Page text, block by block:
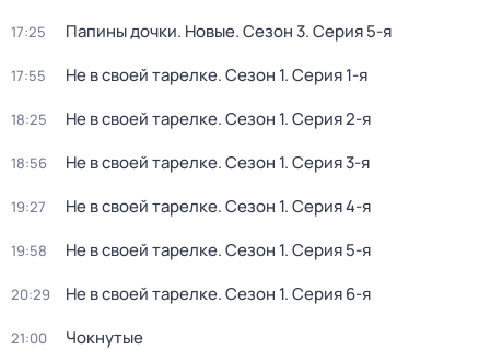
17:25 Папины дочки. Новые. Сезон 3. Серия 5-я
17:55 Не в своей тарелке. Сезон 1. Серия 1-я
18:25 Не в своей тарелке. Сезон 1. Серия 2-я
18:56 Не в своей тарелке. Сезон 1. Серия 3-я
19:27 Не в своей тарелке. Сезон 1. Серия 4-я
19:58 Не в своей тарелке. Сезон 1. Серия 5-я
20:29 Не в своей тарелке. Сезон 1. Серия 6-я
21:00 Чокнутые